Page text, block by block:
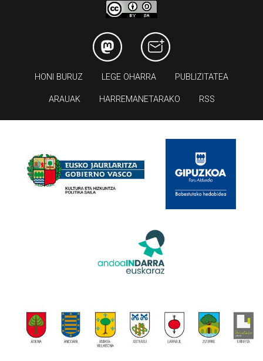
HONI BURUZ LEGE OHARRA PUBLIZITATEA
ARAUAK HARREMANETARAKO RSS